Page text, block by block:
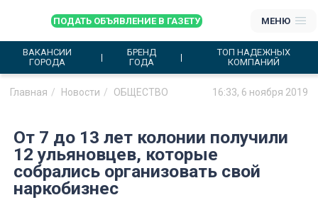
ПОДАТЬ ОБЪЯВЛЕНИЕ В ГАЗЕТУ МЕНЮ
ВАКАНСИИ
ГОРОДА
БРЕНД
ГОДА
ТОП НАДЕЖНЫХ
КОМПАНИЙ
Главная Новости ОБЩЕСТВО 16:33, 6 ноября 2019
От 7 до 13 лет колонии получили
12 ульяновцев, которые
собрались организовать свой
наркобизнес